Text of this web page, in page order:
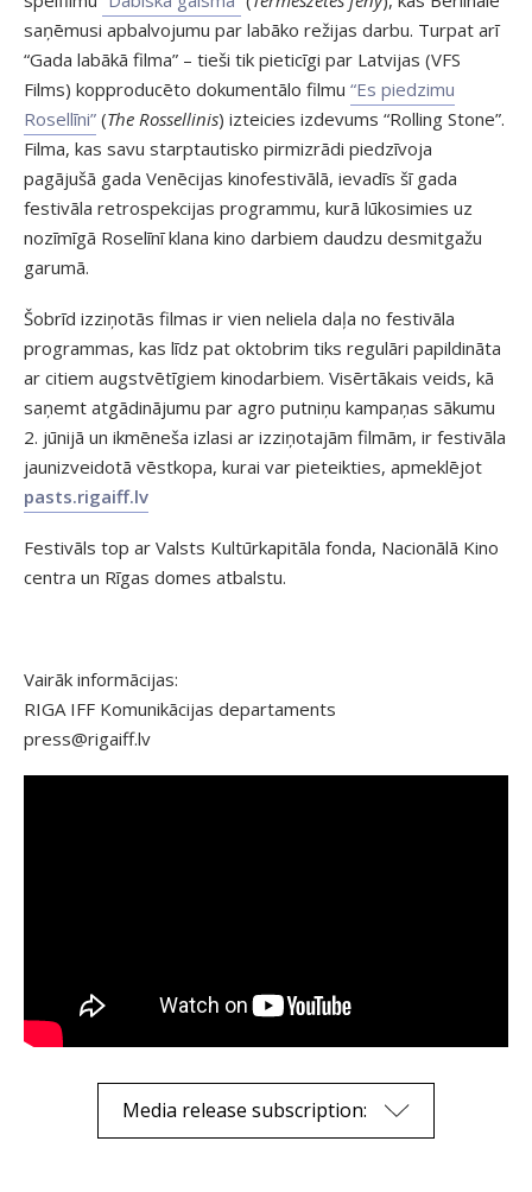
saņēmusi apbalvojumu par labāko režijas darbu. Turpat arī
“Gada labākā filma” – tieši tik pieticīgi par Latvijas (VFS
Films) kopproducēto dokumentālo filmu “Es piedzimu
Rosellīni” (The Rossellinis) izteicies izdevums “Rolling Stone”.
Filma, kas savu starptautisko pirmizrādi piedzīvoja
pagājušā gada Venēcijas kinofestivālā, ievadīs šī gada
festivāla retrospekcijas programmu, kurā lūkosimies uz
nozīmīgā Roselīnī klana kino darbiem daudzu desmitgažu
garumā.
Šobrīd izziņotās filmas ir vien neliela daļa no festivāla
programmas, kas līdz pat oktobrim tiks regulāri papildināta
ar citiem augstvētīgiem kinodarbiem. Visērtākais veids, kā
saņemt atgādinājumu par agro putniņu kampaņas sākumu
2. jūnijā un ikmēneša izlasi ar izziņotajām filmām, ir festivāla
jaunizveidotā vēstkopa, kurai var pieteikties, apmeklējot
pasts.rigaiff.lv
Festivāls top ar Valsts Kultūrkapitāla fonda, Nacionālā Kino
centra un Rīgas domes atbalstu.
Vairāk informācijas:
RIGA IFF Komunikācijas departaments
press@rigaiff.lv
Media release subscription: